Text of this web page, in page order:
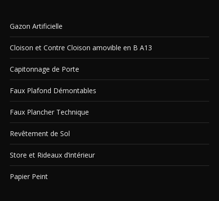
Gazon Artificielle
Cloison et Contre Cloison amovible en B A13
Capitonnage de Porte
Faux Plafond Démontables
Faux Plancher Technique
Revêtement de Sol
Store et Rideaux d’intérieur
Papier Peint